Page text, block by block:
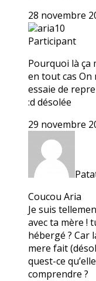
28 novembre
aria10
Participant
Pourquoi là ça
en tout cas On
essaie de
:d désolée
29 novembre
Coucou Aria
Je suis
avec ta mère !
hébergé ? Car
mere fait
quest-ce
comprendre ?